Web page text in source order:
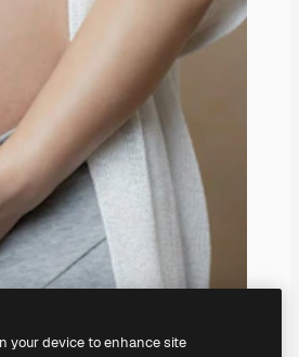
your device to enhance site